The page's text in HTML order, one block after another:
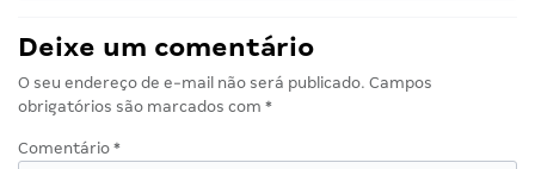
Deixe um comentário
O seu endereço de e-mail não será publicado. Campos
obrigatórios são marcados com *
Comentário *